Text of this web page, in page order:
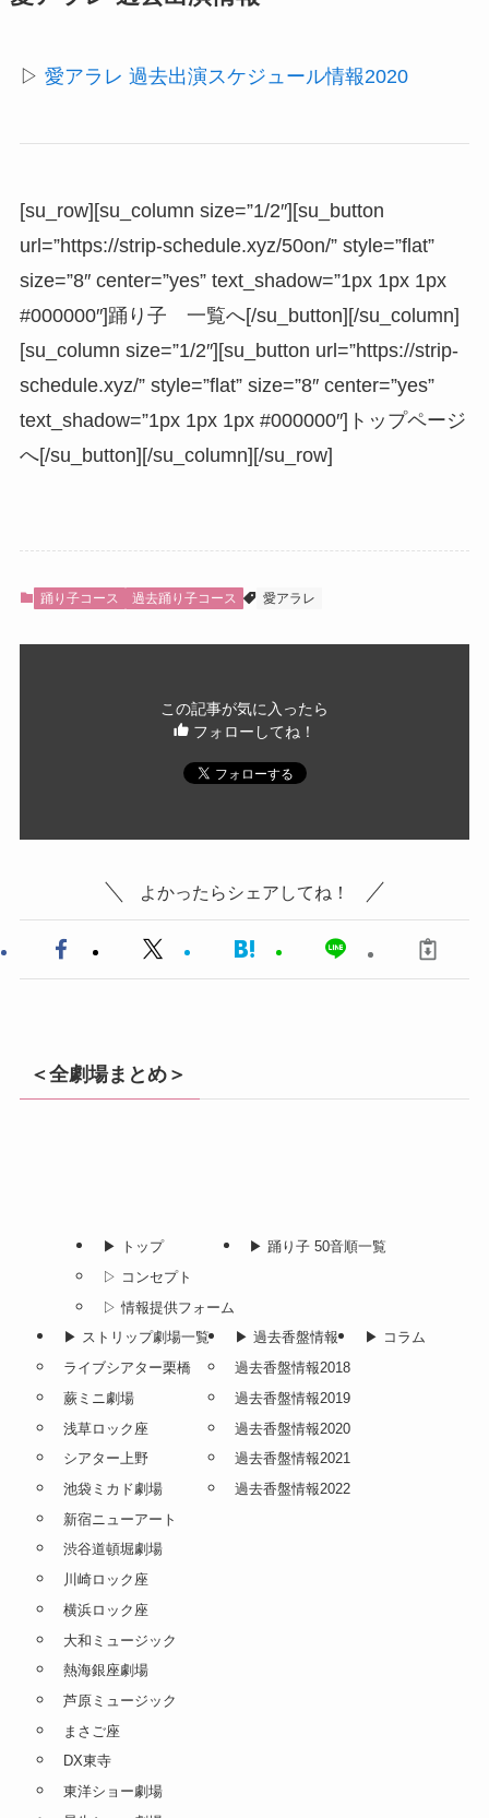
▷ 愛アラレ 過去出演スケジュール情報2020
[su_row][su_column size=”1/2″][su_button
url=”https://strip-schedule.xyz/50on/” style=”flat”
size=”8″ center=”yes” text_shadow=”1px 1px 1px
#000000″]踊り子 一覧へ[/su_button][/su_column]
[su_column size=”1/2″][su_button url=”https://strip-
schedule.xyz/” style=”flat” size=”8″ center=”yes”
text_shadow=”1px 1px 1px #000000″]トップページ
へ[/su_button][/su_column][/su_row]
踊り子コース 過去踊り子コース 愛アラレ
この記事が気に入ったら
フォローしてね！
よかったらシェアしてね！
＜全劇場まとめ＞
▶︎ トップ
▷ コンセプト
▷ 情報提供フォーム
▶︎ 踊り子 50音順一覧
▶︎ ストリップ劇場一覧
ライブシアター栗橋
蕨ミニ劇場
浅草ロック座
シアター上野
池袋ミカド劇場
新宿ニューアート
渋谷道頓堀劇場
川崎ロック座
横浜ロック座
大和ミュージック
熱海銀座劇場
芦原ミュージック
まさご座
DX東寺
東洋ショー劇場
▶︎ 過去香盤情報
過去香盤情報2018
過去香盤情報2019
過去香盤情報2020
過去香盤情報2021
過去香盤情報2022
▶︎ コラム